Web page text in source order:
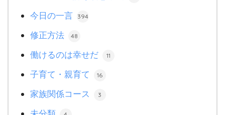
今日の一言 394
修正方法 48
働けるのは幸せだ 11
子育て・親育て 16
家族関係コース 3